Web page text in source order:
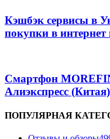
Кэшбэк сервисы в
покупки в интернет
Смартфон
Алиэкспресс (Китая)
ПОПУЛЯРНАЯ